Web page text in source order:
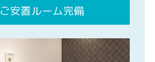
ご安置ルーム完備